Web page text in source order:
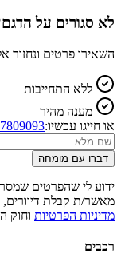
לא סגורים על
השאירו פרטים ונחזור
ללא התחייבות
מענה מהיר
או חייגו עכשיו:
דברו עם מומחה
ידוע לי שהפרטים
מאשר/ת קבלת דיוורים,
מדיניות הפרטיות וחוק
רכבים